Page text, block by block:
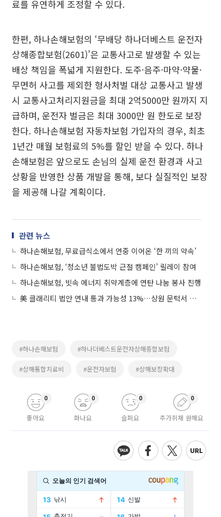
료를 유연하게 조정할 수 있다.
한편, 하나손해보험의 ‘무배당 하나더베스트 운전자
상해종합보험(2601)’은 교통사고로 발생할 수 있는
배상 책임을 폭넓게 지원한다. 도주·음주·마약·약물·
무면허 사고를 제외한 형사처벌 대상 교통사고 발생
시 교통사고처리지원금을 최대 2억5000만 원까지 지
급하며, 운전자 벌금은 최대 3000만 원 한도로 보장
한다. 하나손해보험 자동차보험 가입자의 경우, 최초
1년간 매월 보험료의 5%를 할인 받을 수 있다. 하나
손해보험은 앞으로도 손님의 실제 운전 환경과 사고
상황을 반영한 상품 개발을 통해, 보다 실질적인 보장
을 제공해 나갈 계획이다.
관련 뉴스
하나손해보험, 무료급식소에서 연중 이어온 ‘한 끼의 약속’
하나손해보험, ‘청소년 불법도박 근절 캠페인’ 릴레이 참여
하나손해보험, 빗속 에너지 취약계층에 연탄 나눔 봉사 진행
美 클래리티 법안 연내 통과 가능성 13%…상원 문턱서 제동
#하나손해보험 #하나더베스트운전자상해종합보험
#상해통합치료비 #운전자보험 #상해보장확대
좋아요
0
화나요
0
슬퍼요
0
추가취재 원해요
0